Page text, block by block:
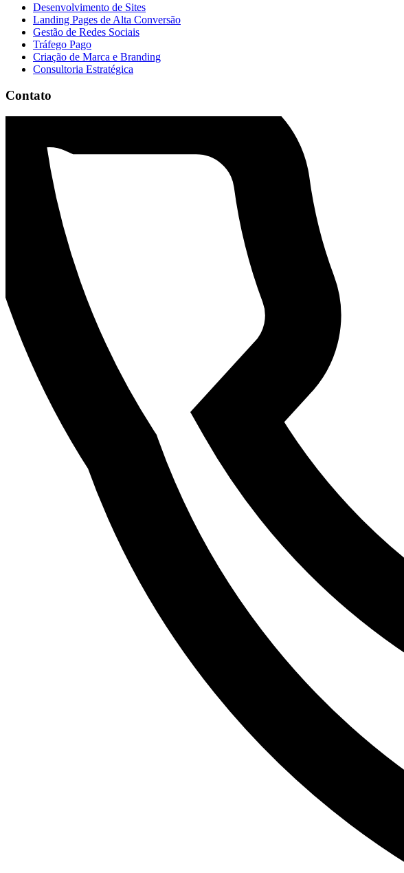
Desenvolvimento de Sites
Landing Pages de Alta Conversão
Gestão de Redes Sociais
Tráfego Pago
Criação de Marca e Branding
Consultoria Estratégica
Contato